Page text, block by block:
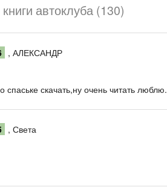
автоклуба (130)
, АЛЕКСАНДР
спаське скачать,ну очень читать люблю.
, Света